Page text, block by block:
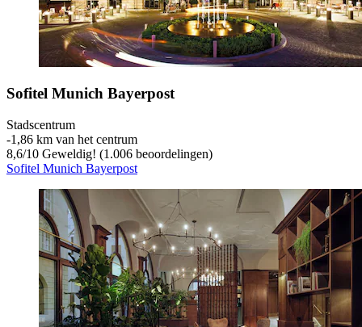
Sofitel Munich Bayerpost
Stadscentrum
‐1,86 km van het centrum
8,6/10 Geweldig! (1.006 beoordelingen)
Sofitel Munich Bayerpost